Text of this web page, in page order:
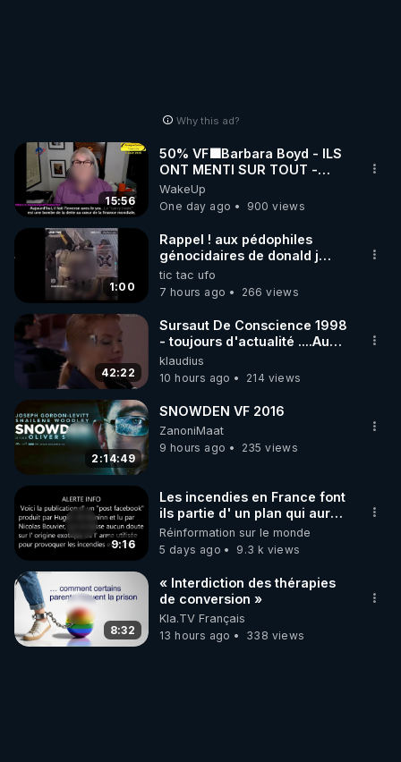
Why this ad?
15:56
50% VF🟩Barbara Boyd - ILS
ONT MENTI SUR TOUT -
Jocelyne Traduction
WakeUp
One day ago
900 views
1:00
Rappel ! aux pédophiles
génocidaires de donald j
trump et ses supporters
trumpistes 424et 666.
tic tac ufo
7 hours ago
266 views
42:22
Sursaut De Conscience 1998
- toujours d'actualité ....Au
Dela Du Réel
klaudius
10 hours ago
214 views
2:14:49
SNOWDEN VF 2016
ZanoniMaat
9 hours ago
235 views
9:16
Les incendies en France font
ils partie d' un plan qui aurait
débuté le 11 septembre 2001
?
Réinformation sur le monde
5 days ago
9.3 k views
8:32
« Interdiction des thérapies
de conversion »
Kla.TV Français
13 hours ago
338 views